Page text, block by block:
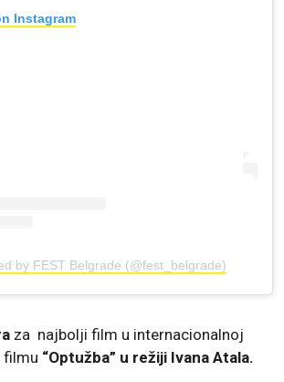
Instagram
by FEST Belgrade (@fest_belgrade)
za najbolji film u internacionalnoj
filmu “Optužba” u režiji Ivana Atala.